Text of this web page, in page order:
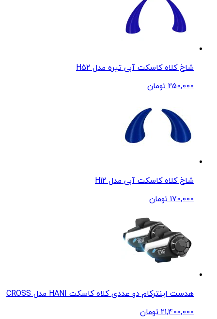
شاخ کلاه کاسکت آبی تیره مدل H52
250,000 تومان
شاخ کلاه کاسکت آبی مدل H12
170,000 تومان
هدست اینترکام دو عددی کلاه کاسکت HANI مدل CROSS
21,400,000 تومان